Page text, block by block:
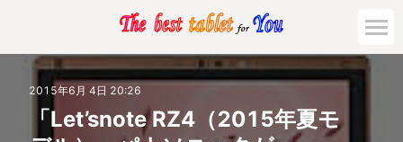
市場動向
活用対策と事例
2015年6月 4日 20:26
「Let’snote RZ4（2015年夏モ